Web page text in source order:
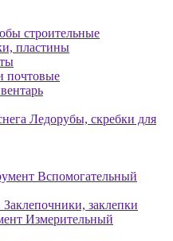
строительные
пластины
почтовые
Ледорубы, скребки для
Вспомогательный
Заклепочники, заклепки
Измерительный